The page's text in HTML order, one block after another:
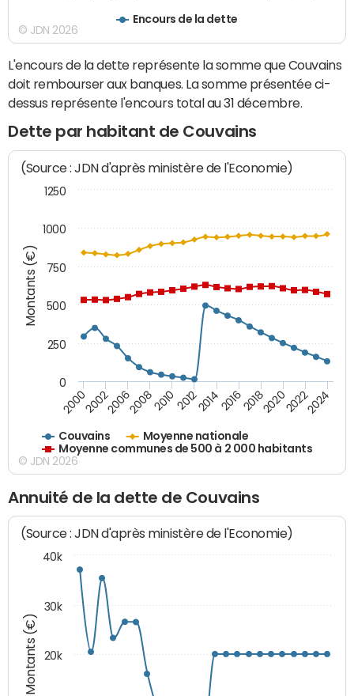
Encours de la dette
© JDN 2026
L'encours de la dette représente la somme que Couvains
doit rembourser aux banques. La somme présentée ci-
dessus représente l'encours total au 31 décembre.
Dette par habitant de Couvains
Montants (€)
(Source : JDN d'après ministère de l'Economie)
Couvains
Moyenne nationale
Moyenne communes de 500 à 2 000 habitants
200020022006200820102012201420162018202020222024
0
250
500
750
1000
1250
© JDN 2026
Annuité de la dette de Couvains
Montants (€)
(Source : JDN d'après ministère de l'Economie)
20k
30k
40k